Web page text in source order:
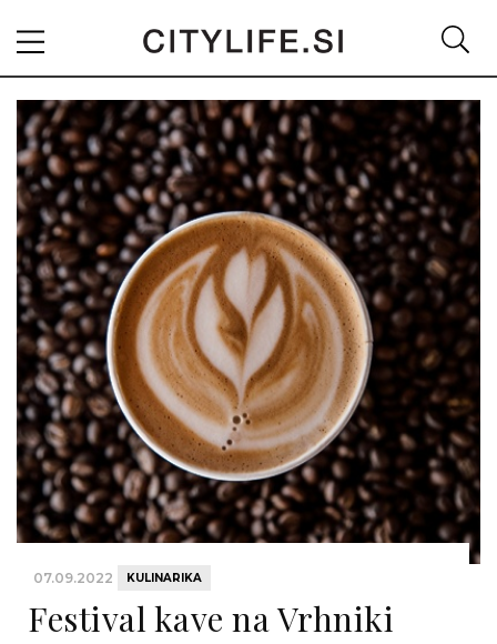
07.09.2022 KULINARIKA
Festival kave na Vrhniki